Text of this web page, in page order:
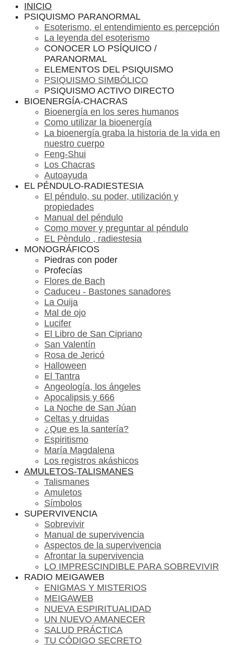
INICIO
PSIQUISMO PARANORMAL
Esoterismo, el entendimiento es percepción
La leyenda del esoterismo
CONOCER LO PSÍQUICO /
PARANORMAL
ELEMENTOS DEL PSIQUISMO
PSIQUISMO SIMBÓLICO
PSIQUISMO ACTIVO DIRECTO
BIOENERGÍA-CHACRAS
Bioenergía en los seres humanos
Como utilizar la bioenergía
La bioenergía graba la historia de la vida en
nuestro cuerpo
Feng-Shui
Los Chacras
Autoayuda
EL PÉNDULO-RADIESTESIA
El péndulo, su poder, utilización y
propiedades
Manual del péndulo
Como mover y preguntar al péndulo
EL Pèndulo , radiestesia
MONOGRÁFICOS
Piedras con poder
Profecías
Flores de Bach
Caduceu - Bastones sanadores
La Ouija
Mal de ojo
Lucifer
El Libro de San Cipriano
San Valentín
Rosa de Jericó
Halloween
El Tantra
Angeología, los ángeles
Apocalipsis y 666
La Noche de San Júan
Celtas y druidas
¿Que es la santería?
Espiritismo
María Magdalena
Los registros akáshicos
AMULETOS-TALISMANES
Talismanes
Amuletos
Símbolos
SUPERVIVENCIA
Sobrevivir
Manual de supervivencia
Aspectos de la supervivencia
Afrontar la supervivencia
LO IMPRESCINDIBLE PARA SOBREVIVIR
RADIO MEIGAWEB
ENIGMAS Y MISTERIOS
MEIGAWEB
NUEVA ESPIRITUALIDAD
UN NUEVO AMANECER
SALUD PRÁCTICA
TU CÓDIGO SECRETO